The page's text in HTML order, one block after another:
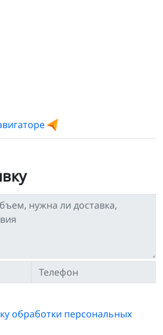
обработки персональных